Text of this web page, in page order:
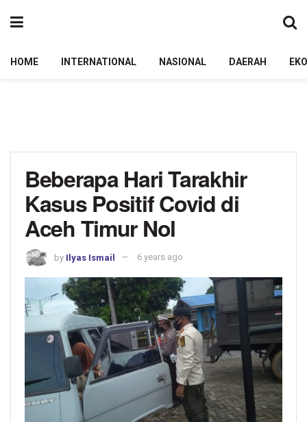
HOME INTERNATIONAL NASIONAL DAERAH
Beberapa Hari Tarakhir
Kasus Positif Covid di
Aceh Timur Nol
by Ilyas Ismail 6 years ago